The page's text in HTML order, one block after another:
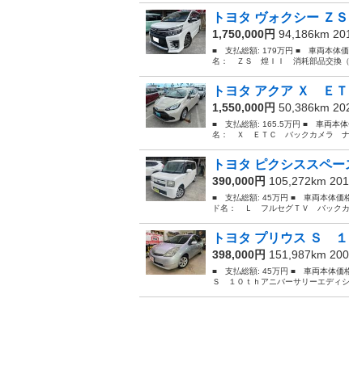
トヨタ ヴォクシー
1,750,000円 94,186km
■ 支払総額: 179万円 ■ 車両本体
名： ＺＳ 煌ＩＩ 消耗部品交換（
トヨタ アクア Ｘ Ｅ
1,550,000円 50,386km
■ 支払総額: 165.5万円 ■ 車両本
名： Ｘ ＥＴＣ バックカメラ ナ
トヨタ ピクシスス
390,000円 105,272km
■ 支払総額: 45万円 ■ 車両本体
ド名： Ｌ フルセグＴＶ バック
トヨタ プリウス Ｓ
398,000円 151,987km
■ 支払総額: 45万円 ■ 車両本体
Ｓ １０ｔｈアニバーサリーエディ